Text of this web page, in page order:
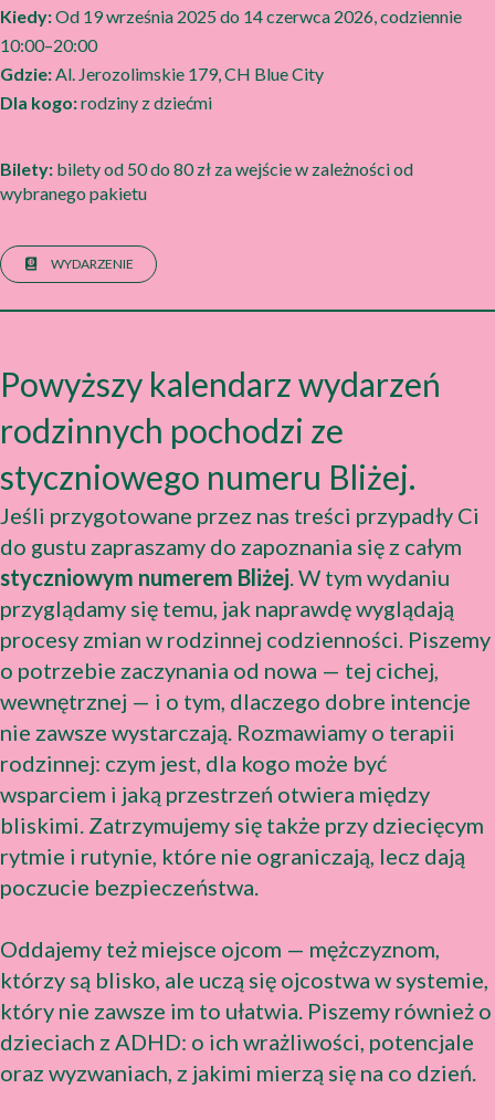
Kiedy:Od 19 września 2025 do 14 czerwca 2026, codziennie
10:00–20:00
Gdzie:Al. Jerozolimskie 179, CH Blue City
Dla kogo:rodziny z dziećmi
Bilety: bilety od 50 do 80 zł za wejście w zależności od
wybranego pakietu
WYDARZENIE
Powyższy kalendarz wydarzeń
rodzinnych pochodzi ze
styczniowego numeru Bliżej.
Jeśli przygotowane przez nas treści przypadły Ci
do gustu zapraszamy do zapoznania się z całym
styczniowym numerem Bliżej. W tym wydaniu
przyglądamy się temu, jak naprawdę wyglądają
procesy zmian w rodzinnej codzienności. Piszemy
o potrzebie zaczynania od nowa — tej cichej,
wewnętrznej — i o tym, dlaczego dobre intencje
nie zawsze wystarczają. Rozmawiamy o terapii
rodzinnej: czym jest, dla kogo może być
wsparciem i jaką przestrzeń otwiera między
bliskimi. Zatrzymujemy się także przy dziecięcym
rytmie i rutynie, które nie ograniczają, lecz dają
poczucie bezpieczeństwa.
Oddajemy też miejsce ojcom — mężczyznom,
którzy są blisko, ale uczą się ojcostwa w systemie,
który nie zawsze im to ułatwia. Piszemy również o
dzieciach z ADHD: o ich wrażliwości, potencjale
oraz wyzwaniach, z jakimi mierzą się na co dzień.